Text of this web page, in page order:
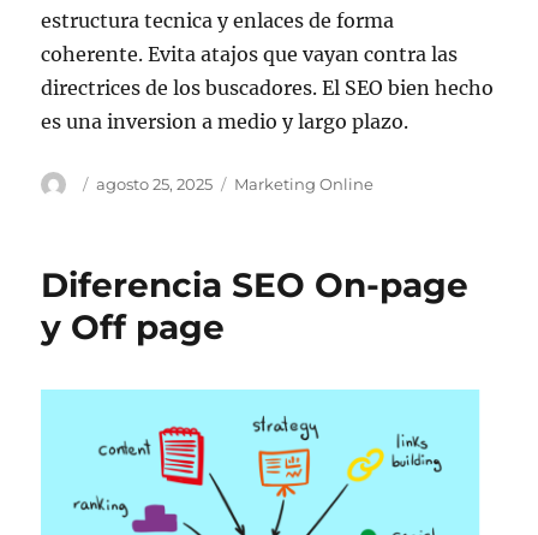
estructura tecnica y enlaces de forma
coherente. Evita atajos que vayan contra las
directrices de los buscadores. El SEO bien hecho
es una inversion a medio y largo plazo.
Autor
Publicado
agosto 25, 2025 Categorías
Marketing Online
Diferencia SEO On-page
y Off page